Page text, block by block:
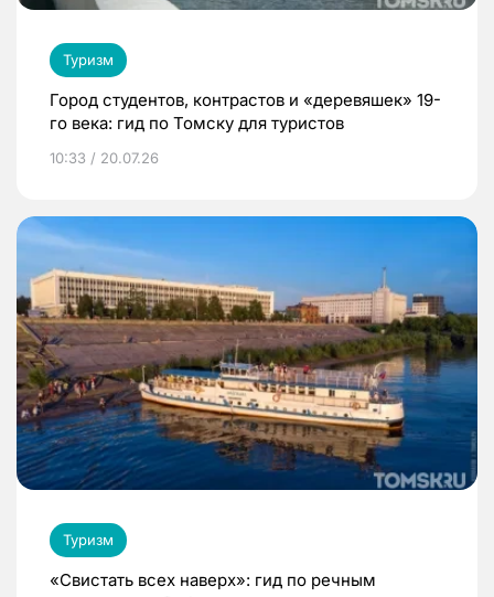
Туризм
Город студентов, контрастов и «деревяшек» 19-
го века: гид по Томску для туристов
10:33 / 20.07.26
Туризм
«Свистать всех наверх»: гид по речным